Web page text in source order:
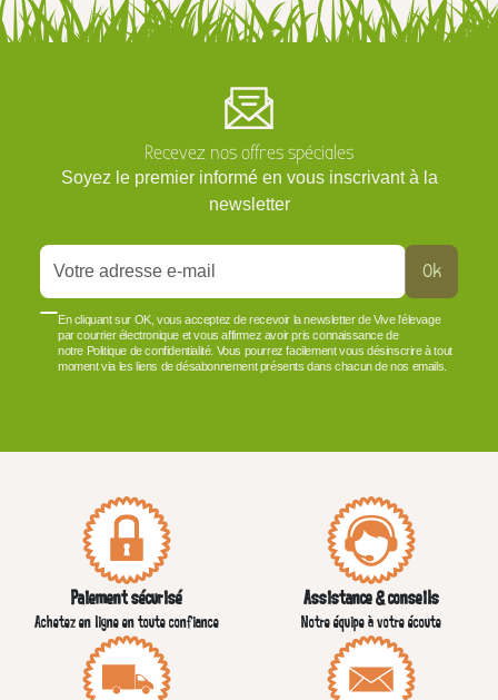
Recevez nos offres spéciales
Soyez le premier informé en vous inscrivant à la
newsletter
Ok
En cliquant sur OK, vous acceptez de recevoir la newsletter de Vive l'élevage
par courrier électronique et vous affirmez avoir pris connaissance de
notre Politique de confidentialité. Vous pourrez facilement vous désinscrire à tout
moment via les liens de désabonnement présents dans chacun de nos emails.
Paiement sécurisé
Achetez en ligne en toute confiance
Assistance & conseils
Notre équipe à votre écoute